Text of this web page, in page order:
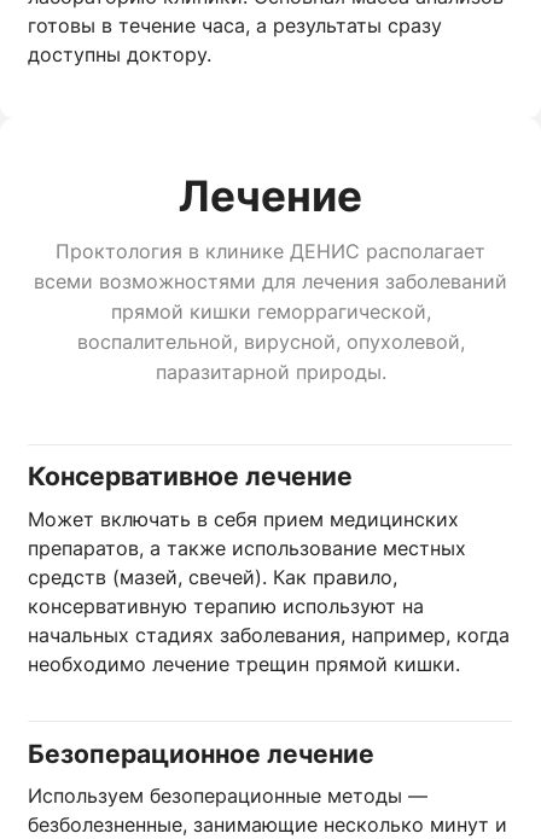
готовы в течение часа, а результаты сразу
доступны доктору.
Лечение
Проктология в клинике ДЕНИС располагает
всеми возможностями для лечения заболеваний
прямой кишки геморрагической,
воспалительной, вирусной, опухолевой,
паразитарной природы.
Консервативное лечение
Может включать в себя прием медицинских
препаратов, а также использование местных
средств (мазей, свечей). Как правило,
консервативную терапию используют на
начальных стадиях заболевания, например, когда
необходимо лечение трещин прямой кишки.
Безоперационное лечение
Используем безоперационные методы —
безболезненные, занимающие несколько минут и